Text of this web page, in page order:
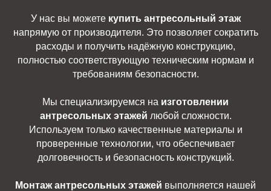
У нас вы можете купить антресольный этаж
напрямую от производителя. Это позволяет сократить
расходы и получить надёжную конструкцию,
полностью соответствующую техническим нормам и
требованиям безопасности.
Мы специализируемся на изготовлении
антресольных этажей любой сложности.
Используем только качественные материалы и
проверенные технологии, что обеспечивает
долговечность и безопасность конструкций.
Монтаж антресольных этажей выполняется нашей